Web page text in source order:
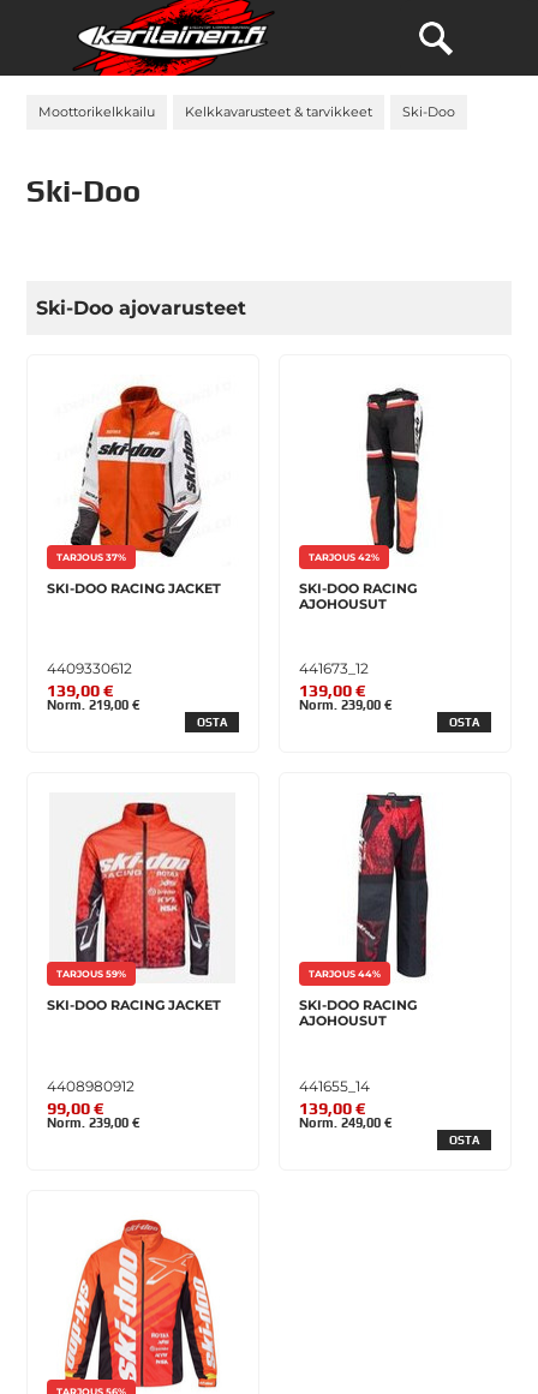
Moottorikelkkailu Kelkkavarusteet & tarvikkeet Ski-Doo
Ski-Doo
Ski-Doo ajovarusteet
TARJOUS 37%
SKI-DOO RACING JACKET
4409330612
139,00 €
Norm. 219,00 €
OSTA
TARJOUS 42%
SKI-DOO RACING
AJOHOUSUT
441673_12
139,00 €
Norm. 239,00 €
OSTA
TARJOUS 59%
SKI-DOO RACING JACKET
4408980912
99,00 €
Norm. 239,00 €
TARJOUS 44%
SKI-DOO RACING
AJOHOUSUT
441655_14
139,00 €
Norm. 249,00 €
OSTA